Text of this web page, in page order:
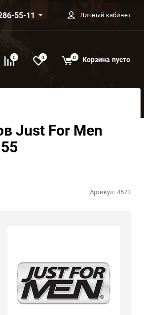
55-11 Личный кабинет
0 0 0 Корзина пусто
Just For Men
Артикул:4673